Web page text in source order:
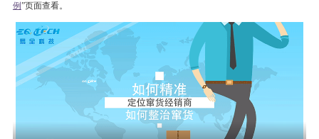
例”页面查看。